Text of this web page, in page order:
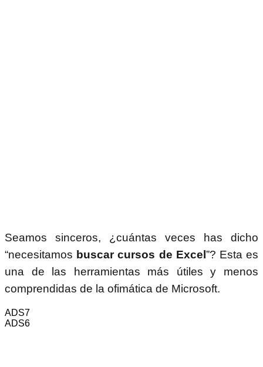
Seamos sinceros, ¿cuántas veces has dicho
“necesitamos buscar cursos de Excel”? Esta es
una de las herramientas más útiles y menos
comprendidas de la ofimática de Microsoft.
ADS7
ADS6